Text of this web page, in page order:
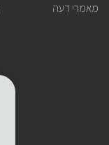
מאמרי דעה